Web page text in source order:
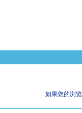
如果您的浏